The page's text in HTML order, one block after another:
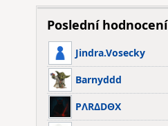
Poslední hodnocení
Jindra.Vosecky
Barnyddd
PΛRΔDΘX